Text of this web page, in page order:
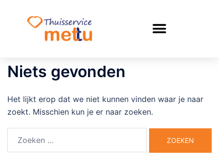
Niets gevonden
Het lijkt erop dat we niet kunnen vinden waar je naar
zoekt. Misschien kun je er naar zoeken.